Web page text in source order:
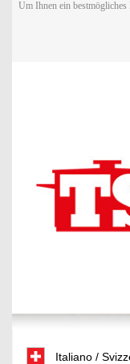
Um Ihnen ein
Italiano /